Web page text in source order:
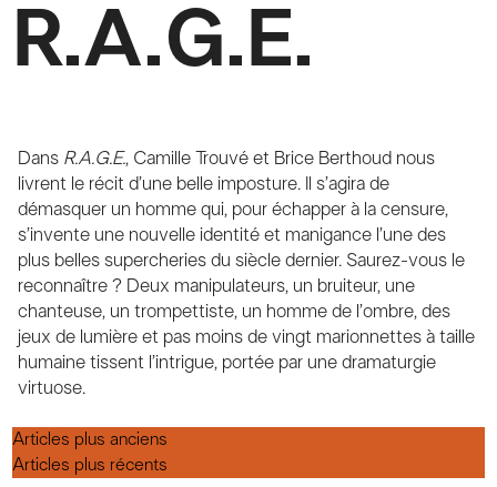
R.A.G.E.
Dans R.A.G.E., Camille Trouvé et Brice Berthoud nous
livrent le récit d’une belle imposture. Il s’agira de
démasquer un homme qui, pour échapper à la censure,
s’invente une nouvelle identité et manigance l’une des
plus belles supercheries du siècle dernier. Saurez-vous le
reconnaître ? Deux manipulateurs, un bruiteur, une
chanteuse, un trompettiste, un homme de l’ombre, des
jeux de lumière et pas moins de vingt marionnettes à taille
humaine tissent l’intrigue, portée par une dramaturgie
virtuose.
Navigation
des
Articles plus anciens
Articles plus récents